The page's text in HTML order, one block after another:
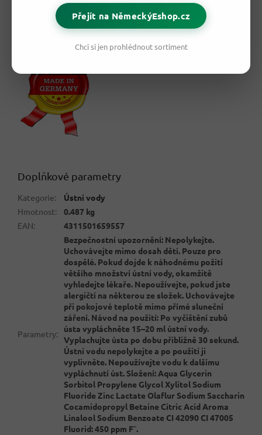
Přejít na NěmeckýEshop.cz
Chci si jen prohlédnout sortiment
Mezi běžnými zákazníky je tato značka v Německu velmi
rozšířena a oblíbena. Není proto divu, že se jedná v současné
době o jednu z nejrychleji rostoucích značek v oblasti
Doplňkové parametry
Kategorie:
Ústní vody
Hmotnost:
0.487 kg
EAN: 4311501659557
Parametry:
Bezpečnostní upozornění: Nepolykejte.
Uchovávejte mimo dosah dětí. Pouze pro
dospělé. Pokud dojde k náhodnému požití
většího množství ústní vody, okamžitě
vyhledejte lékaře. Nepoužívejte, pokud jste
alergičtí na některou ze složek. Uchovávejte
při pokojové teplotě mimo přímé sluneční
záření. Návod na použití: Po vyčištění zubů
ústa vypláchněte 15–20 ml ústní vody.
Vyplachujte ústa po dobu přibližně 30 sekund.
Ústní vodu nepolykejte a po použití ji
vyplivněte. Nepoužívejte vodu k dalšímu
vypláchnutí úst. Složení: Aqua Glycerin
Sorbitol Propylene Glycol Xylitol Sodium
Fluoride Zinc Lactate Olaflur Sodium Saccharin
Cocamidopropyl Betaine Citric Acid Aroma
Linalool Sodium Benzoate CI 42090 CI 47005
Fluorid: 450 ppm F⁻.